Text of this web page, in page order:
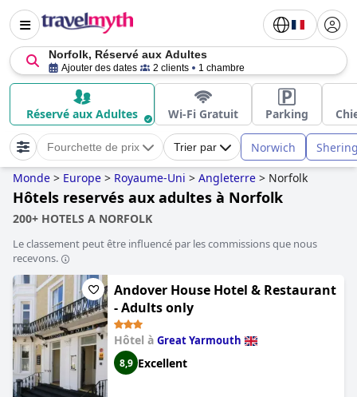
Norfolk, Réservé aux Adultes
Ajouter des dates 2 clients 1 chambre
Réservé aux Adultes Wi-Fi Gratuit Parking
Fourchette de prix Trier par Norwich
Monde > Europe > Royaume-Uni > Angleterre > Norfolk
Hôtels reservés aux adultes à Norfolk
200+ HOTELS A NORFOLK
Le classement peut être influencé par les commissions que nous
recevons.
Andover House Hotel & Restaurant
- Adults only
Hôtel à Great Yarmouth
8,9 Excellent